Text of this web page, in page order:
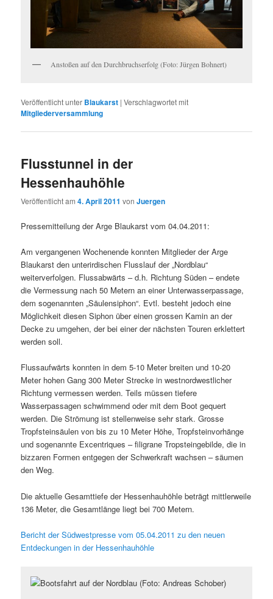
Anstoßen auf den Durchbruchserfolg (Foto: Jürgen Bohnert)
Veröffentlicht unter Blaukarst |Verschlagwortet mit
Mitgliederversammlung
Flusstunnel in der
Hessenhauhöhle
Veröffentlicht am4. April 2011 vonJuergen
Pressemitteilung der Arge Blaukarst vom 04.04.2011:
Am vergangenen Wochenende konnten Mitglieder der Arge
Blaukarst den unterirdischen Flusslauf der „Nordblau“
weiterverfolgen. Flussabwärts – d.h. Richtung Süden – endete
die Vermessung nach 50 Metern an einer Unterwasserpassage,
dem sogenannten „Säulensiphon“. Evtl. besteht jedoch eine
Möglichkeit diesen Siphon über einen grossen Kamin an der
Decke zu umgehen, der bei einer der nächsten Touren erklettert
werden soll.
Flussaufwärts konnten in dem 5-10 Meter breiten und 10-20
Meter hohen Gang 300 Meter Strecke in westnordwestlicher
Richtung vermessen werden. Teils müssen tiefere
Wasserpassagen schwimmend oder mit dem Boot gequert
werden. Die Strömung ist stellenweise sehr stark. Grosse
Tropfsteinsäulen von bis zu 10 Meter Höhe, Tropfsteinvorhänge
und sogenannte Excentriques – filigrane Tropsteingebilde, die in
bizzaren Formen entgegen der Schwerkraft wachsen – säumen
den Weg.
Die aktuelle Gesamttiefe der Hessenhauhöhle beträgt mittlerweile
136 Meter, die Gesamtlänge liegt bei 700 Metern.
Bericht der Südwestpresse vom 05.04.2011 zu den neuen
Entdeckungen in der Hessenhauhöhle